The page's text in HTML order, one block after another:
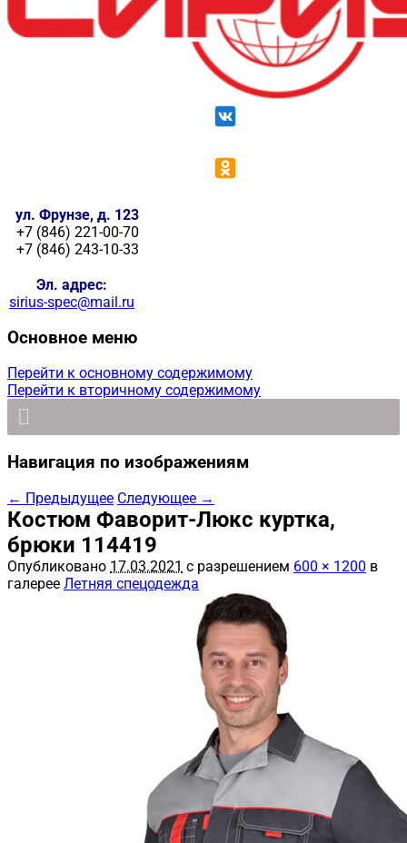
ул. Фрунзе, д. 123
+7 (846) 221-00-70
+7 (846) 243-10-33
Эл. адрес:
sirius-spec@mail.ru
Основное меню
Перейти к основному содержимому
Перейти к вторичному содержимому
Навигация по изображениям
← Предыдущее Следующее →
Костюм Фаворит-Люкс куртка,
брюки 114419
Опубликовано 17.03.2021 с разрешением 600 × 1200 в
галерее Летняя спецодежда